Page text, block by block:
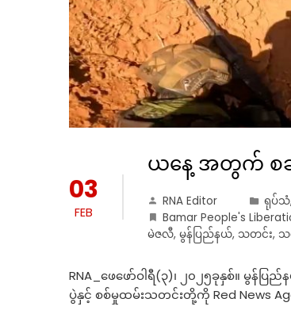
03
FEB
ယနေ့ အတွက် စခ
RNA Editor ရုပ်သံ,
Bamar People's
မဲဇလီ, မွန်ပြည်နယ်, သတင်း, သ
RNA_ဖေဖော်ဝါရီ(၃)၊ ၂၀၂၅ခုနှစ်။ မွန်
ပွဲနှင့် စစ်မှုထမ်းသတင်းတို့ကို Red News